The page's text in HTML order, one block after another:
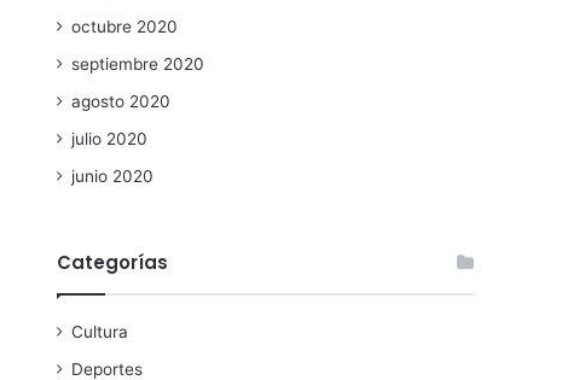
octubre 2020
septiembre 2020
agosto 2020
julio 2020
junio 2020
Categorías
Cultura
Deportes